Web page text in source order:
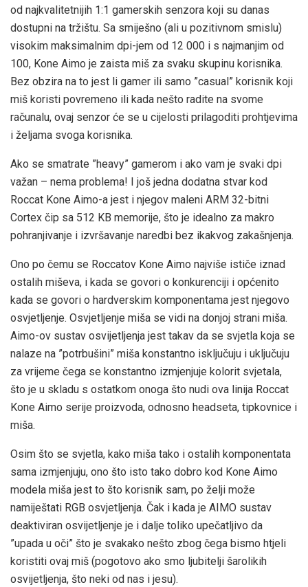
od najkvalitetnijih 1:1 gamerskih senzora koji su danas
dostupni na tržištu. Sa smiješno (ali u pozitivnom smislu)
visokim maksimalnim dpi-jem od 12 000 i s najmanjim od
100, Kone Aimo je zaista miš za svaku skupinu korisnika.
Bez obzira na to jest li gamer ili samo ”casual” korisnik koji
miš koristi povremeno ili kada nešto radite na svome
računalu, ovaj senzor će se u cijelosti prilagoditi prohtjevima
i željama svoga korisnika.
Ako se smatrate ”heavy” gamerom i ako vam je svaki dpi
važan – nema problema! I još jedna dodatna stvar kod
Roccat Kone Aimo-a jest i njegov maleni ARM 32-bitni
Cortex čip sa 512 KB memorije, što je idealno za makro
pohranjivanje i izvršavanje naredbi bez ikakvog zakašnjenja.
Ono po čemu se Roccatov Kone Aimo najviše ističe iznad
ostalih miševa, i kada se govori o konkurenciji i općenito
kada se govori o hardverskim komponentama jest njegovo
osvjetljenje. Osvjetljenje miša se vidi na donjoj strani miša.
Aimo-ov sustav osvijetljenja jest takav da se svjetla koja se
nalaze na ”potrbušini” miša konstantno isključuju i uključuju
za vrijeme čega se konstantno izmjenjuje kolorit svjetala,
što je u skladu s ostatkom onoga što nudi ova linija Roccat
Kone Aimo serije proizvoda, odnosno headseta, tipkovnice i
miša.
Osim što se svjetla, kako miša tako i ostalih komponentata
sama izmjenjuju, ono što isto tako dobro kod Kone Aimo
modela miša jest to što korisnik sam, po želji može
namiještati RGB osvjetljenja. Čak i kada je AIMO sustav
deaktiviran osvijetljenje je i dalje toliko upečatljivo da
”upada u oči” što je svakako nešto zbog čega bismo htjeli
koristiti ovaj miš (pogotovo ako smo ljubitelji šarolikih
osvijetljenja, što neki od nas i jesu).